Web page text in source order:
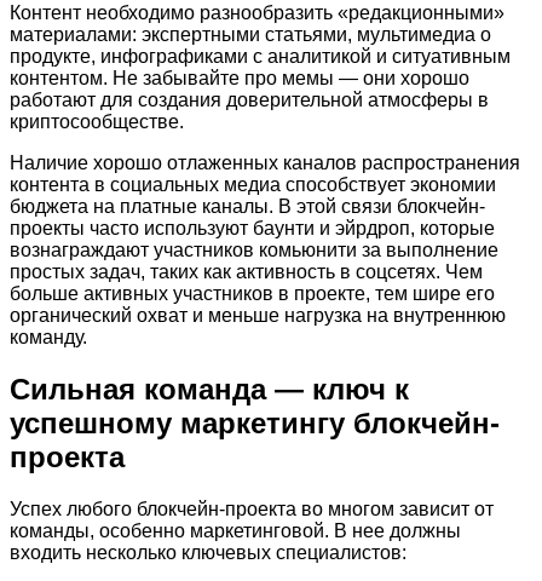
Контент необходимо разнообразить «редакционными»
материалами: экспертными статьями, мультимедиа о
продукте, инфографиками с аналитикой и ситуативным
контентом. Не забывайте про мемы — они хорошо
работают для создания доверительной атмосферы в
криптосообществе.
Наличие хорошо отлаженных каналов распространения
контента в социальных медиа способствует экономии
бюджета на платные каналы. В этой связи блокчейн-
проекты часто используют баунти и эйрдроп, которые
вознаграждают участников комьюнити за выполнение
простых задач, таких как активность в соцсетях. Чем
больше активных участников в проекте, тем шире его
органический охват и меньше нагрузка на внутреннюю
команду.
Сильная команда — ключ к
успешному маркетингу блокчейн-
проекта
Успех любого блокчейн-проекта во многом зависит от
команды, особенно маркетинговой. В нее должны
входить несколько ключевых специалистов: